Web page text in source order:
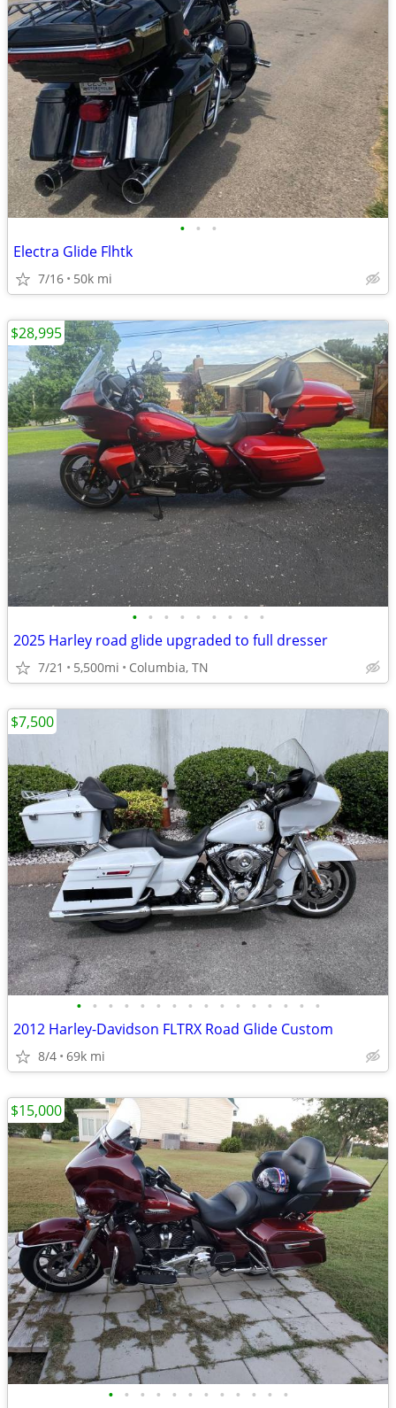
• • •
Electra Glide Flhtk
7/16 50k mi
• • • • • • • • •
2025 Harley road glide upgraded to full dresser
7/21 5,500mi Columbia, TN
$28,995
• • • • • • • • • • • • • • • •
2012 Harley-Davidson FLTRX Road Glide Custom
8/4 69k mi
$7,500
• • • • • • • • • • • •
$15,000